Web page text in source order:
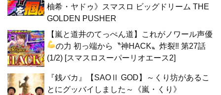
柚希・ヤドゥ》スマスロ ビッグドリーム THE
GOLDEN PUSHER
【嵐と道井のてっぺん道】これがノワール声優
の力 初っ端から〝神HACK〟炸裂‼ 第27話
(1/2) [スマスロスーパーリオエース2]
『銭バカ』【SAOⅡ GOD】～くり坊があるこ
とにグッバイしました～《嵐・くり》